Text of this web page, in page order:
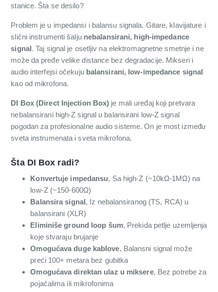
stanice. Šta se desilo?
Problem je u impedansi i balansu signala. Gitare, klavijature i
slični instrumenti šalju nebalansirani, high-impedance
signal. Taj signal je osetljiv na elektromagnetne smetnje i ne
može da pređe velike distance bez degradacije. Mikseri i
audio interfejsi očekuju balansirani, low-impedance signal
kao od mikrofona.
DI Box (Direct Injection Box) je mali uređaj koji pretvara
nebalansirani high-Z signal u balansirani low-Z signal
pogodan za profesionalne audio sisteme. On je most između
sveta instrumenata i sveta mikrofona.
Šta DI Box radi?
Konvertuje impedansu, Sa high-Z (~10kΩ-1MΩ) na
low-Z (~150-600Ω)
Balansira signal, Iz nebalansiranog (TS, RCA) u
balansirani (XLR)
Eliminiše ground loop šum, Prekida petlje uzemljenja
koje stvaraju brujanje
Omogućava duge kablove, Balansni signal može
preći 100+ metara bez gubitka
Omogućava direktan ulaz u miksere, Bez potrebe za
pojačalima ili mikrofonima